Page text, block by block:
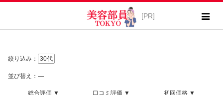
絞り込み： 30代
並び替え：―